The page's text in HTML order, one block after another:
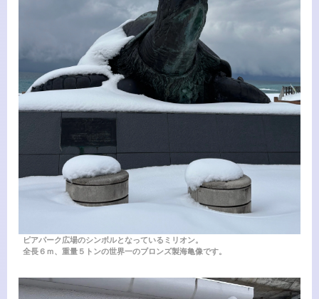
ピアパーク広場のシンボルとなっているミリオン。
全長６ｍ、重量５トンの世界一のブロンズ製海亀像です。